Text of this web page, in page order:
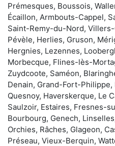
Prémesques, Boussois,
Écaillon, Armbouts-Cappel,
Saint-Remy-du-Nord,
Pévèle, Herlies, Gruson,
Hergnies, Lezennes,
Morbecque, Flines-lès-
Zuydcoote, Saméon,
Denain, Grand-Fort-
Quesnoy, Haverskerque, Le
Saulzoir, Estaires, Fresnes-
Bourbourg, Genech,
Orchies, Râches, Glageon,
Préseau, Vieux-Berquin,